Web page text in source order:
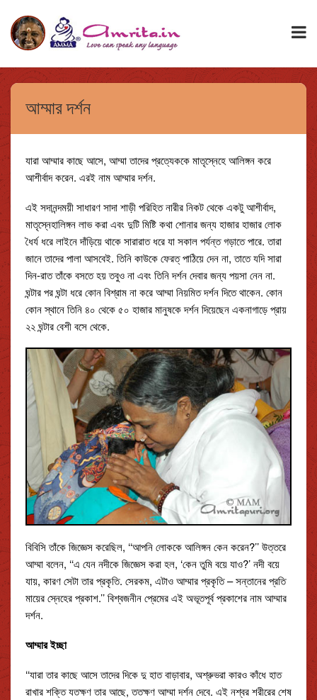
আম্মার দর্শন
যারা আম্মার কাছে আসে, আম্মা তাদের প্রত্যেককে মাতৃস্নেহে আলিঙ্গন করে
আশীর্বাদ করেন. এরই নাম আম্মার দর্শন.
এই সদানন্দময়ী সাধারণ সাদা শাড়ী পরিহিত নারীর নিকট থেকে একটু আশীর্বাদ,
মাতৃস্নেহালিঙ্গন লাভ করা এবং দুটি মিষ্টি কথা শোনার জন্য হাজার হাজার লোক
ধৈর্য ধরে লাইনে দাঁড়িয়ে থাকে সারারাত ধরে যা সকাল পর্যন্ত গড়াতে পারে. তারা
জানে তাদের পালা আসবেই. তিনি কাউকে ফেরত্‌ পাঠিয়ে দেন না, তাতে যদি সারা
দিন-রাত তাঁকে বসতে হয় তবুও না এবং তিনি দর্শন দেবার জন্য পয়সা নেন না.
ঘন্টার পর ঘন্টা ধরে কোন বিশ্রাম না করে আম্মা নিয়মিত দর্শন দিতে থাকেন. কোন
কোন স্থানে তিনি ৪০ থেকে ৫০ হাজার মানুষকে দর্শন দিয়েছেন একনাগাড়ে প্রায়
২২ ঘন্টার বেশী বসে থেকে.
বিবিসি তাঁকে জিজ্ঞেস করেছিল, ‘‘আপনি লোককে আলিঙ্গন কেন করেন?’’ উত্তরে
আম্মা বলেন, ‘‘এ যেন নদীকে জিজ্ঞেস করা হল, ‘কেন তুমি বয়ে যাও?’ নদী বয়ে
যায়, কারণ সেটা তার প্রকৃতি. সেরকম, এটাও আম্মার প্রকৃতি – সন্তানের প্রতি
মায়ের স্নেহের প্রকাশ.’’ বিশ্বজনীন প্রেমের এই অভূতপূর্ব প্রকাশের নাম আম্মার
দর্শন.
আম্মার ইচ্ছা
‘‘যারা তার কাছে আসে তাদের দিকে দু হাত বাড়াবার, অশ্রুভরা কারও কাঁধে হাত
রাখার শক্তি যতক্ষণ তার আছে, ততক্ষণ আম্মা দর্শন দেবে. এই নশ্বর শরীরের শেষ